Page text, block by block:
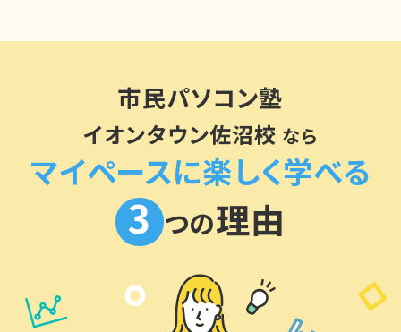
市民パソコン塾
イオンタウン佐沼校 なら
マイペースに楽しく学べる
3 つの理由